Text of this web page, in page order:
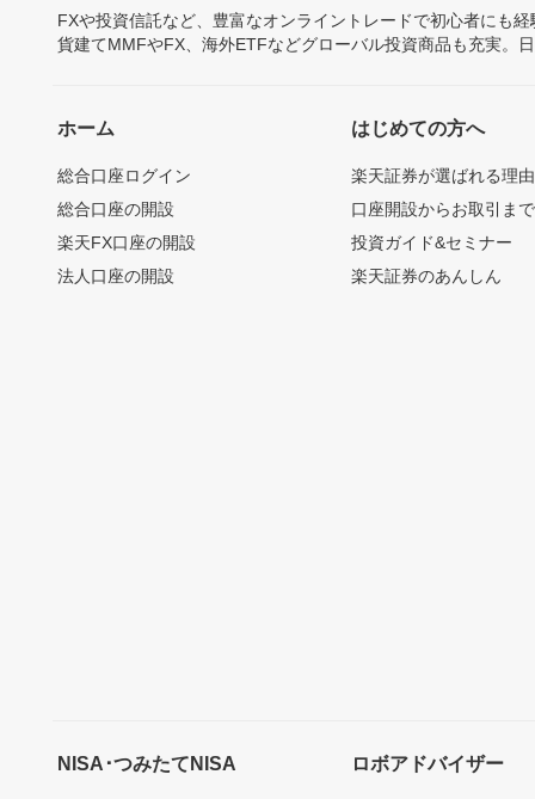
FXや投資信託など、豊富なオンライントレードで初心者にも
貨建てMMFやFX、海外ETFなどグローバル投資商品も充実。
ホーム
総合口座ログイン
総合口座の開設
楽天FX口座の開設
法人口座の開設
はじめての方へ
楽天証券が選ばれる理由
口座開設からお取引ま
投資ガイド&セミナー
楽天証券のあんしん
NISA･つみたてNISA ロボアドバイザー